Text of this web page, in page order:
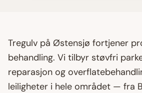
Tregulv på Østensjø fortjener
behandling. Vi tilbyr støvfri
reparasjon og
leiligheter i hele området — fra